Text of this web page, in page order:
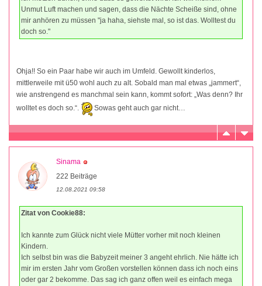
Unmut Luft machen und sagen, dass die Nächte Scheiße sind, ohne
mir anhören zu müssen "ja haha, siehste mal, so ist das. Wolltest du
doch so."
Ohja!! So ein Paar habe wir auch im Umfeld. Gewollt kinderlos,
mittlerweile mit ü50 wohl auch zu alt. Sobald man mal etwas „jammert“,
wie anstrengend es manchmal sein kann, kommt sofort: „Was denn? Ihr
wolltet es doch so.“.
Sowas geht auch gar nicht…
Sinama
222 Beiträge
12.08.2021 09:58
Zitat von Cookie88:
Ich kannte zum Glück nicht viele Mütter vorher mit noch kleinen
Kindern.
Ich selbst bin was die Babyzeit meiner 3 angeht ehrlich. Nie hätte ich
mir im ersten Jahr vom Großen vorstellen können dass ich noch eins
oder gar 2 bekomme. Das sag ich ganz offen weil es einfach mega